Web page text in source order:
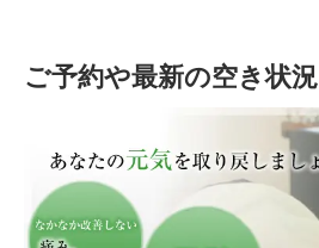
ご予約や最新の空き状況